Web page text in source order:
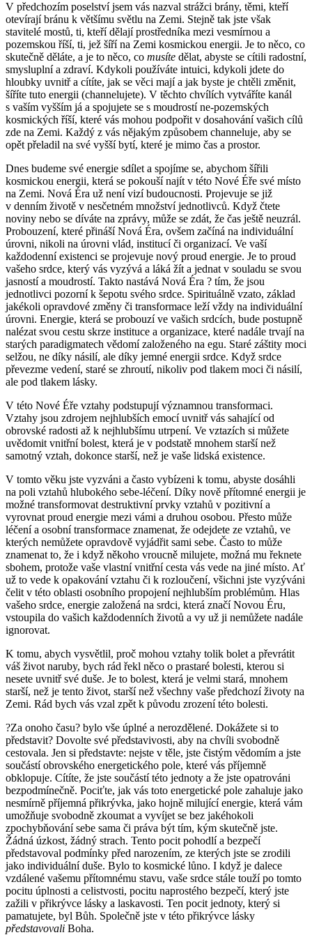
V předchozím poselství jsem vás nazval strážci brány, těmi, kteří
otevírají bránu k většímu světlu na Zemi. Stejně tak jste však
stavitelé mostů, ti, kteří dělají prostředníka mezi vesmírnou a
pozemskou říší, ti, jež šíří na Zemi kosmickou energii. Je to něco, co
skutečně děláte, a je to něco, co musíte dělat, abyste se cítili radostní,
smysluplní a zdraví. Kdykoli používáte intuici, kdykoli jdete do
hloubky uvnitř a cítíte, jak se věci mají a jak byste je chtěli změnit,
šíříte tuto energii (channelujete). V těchto chvílích vytváříte kanál
s vaším vyšším já a spojujete se s moudrostí ne-pozemských
kosmických říší, které vás mohou podpořit v dosahování vašich cílů
zde na Zemi. Každý z vás nějakým způsobem channeluje, aby se
opět přeladil na své vyšší bytí, které je mimo čas a prostor.
Dnes budeme své energie sdílet a spojíme se, abychom šířili
kosmickou energii, která se pokouší najít v této Nové Éře své místo
na Zemi. Nová Éra už není vizí budoucnosti. Projevuje se již
v denním životě v nesčetném množství jednotlivců. Když čtete
noviny nebo se díváte na zprávy, může se zdát, že čas ještě neuzrál.
Probouzení, které přináší Nová Éra, ovšem začíná na individuální
úrovni, nikoli na úrovni vlád, institucí či organizací. Ve vaší
každodenní existenci se projevuje nový proud energie. Je to proud
vašeho srdce, který vás vyzývá a láká žít a jednat v souladu se svou
jasností a moudrostí. Takto nastává Nová Éra ? tím, že jsou
jednotlivci pozorní k šepotu svého srdce. Spirituálně vzato, základ
jakékoli opravdové změny či transformace leží vždy na individuální
úrovni. Energie, která se probouzí ve vašich srdcích, bude postupně
nalézat svou cestu skrze instituce a organizace, které nadále trvají na
starých paradigmatech vědomí založeného na egu. Staré záštity moci
selžou, ne díky násilí, ale díky jemné energii srdce. Když srdce
převezme vedení, staré se zhroutí, nikoliv pod tlakem moci či násilí,
ale pod tlakem lásky.
V této Nové Éře vztahy podstupují významnou transformaci.
Vztahy jsou zdrojem nejhlubších emocí uvnitř vás sahající od
obrovské radosti až k nejhlubšímu utrpení. Ve vztazích si můžete
uvědomit vnitřní bolest, která je v podstatě mnohem starší než
samotný vztah, dokonce starší, než je vaše lidská existence.
V tomto věku jste vyzváni a často vybízeni k tomu, abyste dosáhli
na poli vztahů hlubokého sebe-léčení. Díky nově přítomné energii je
možné transformovat destruktivní prvky vztahů v pozitivní a
vyrovnat proud energie mezi vámi a druhou osobou. Přesto může
léčení a osobní transformace znamenat, že odejdete ze vztahů, ve
kterých nemůžete opravdově vyjádřit sami sebe. Často to může
znamenat to, že i když někoho vroucně milujete, možná mu řeknete
sbohem, protože vaše vlastní vnitřní cesta vás vede na jiné místo. Ať
už to vede k opakování vztahu či k rozloučení, všichni jste vyzýváni
čelit v této oblasti osobního propojení nejhlubším problémům. Hlas
vašeho srdce, energie založená na srdci, která značí Novou Éru,
vstoupila do vašich každodenních životů a vy už ji nemůžete nadále
ignorovat.
K tomu, abych vysvětlil, proč mohou vztahy tolik bolet a převrátit
váš život naruby, bych rád řekl něco o prastaré bolesti, kterou si
nesete uvnitř své duše. Je to bolest, která je velmi stará, mnohem
starší, než je tento život, starší než všechny vaše předchozí životy na
Zemi. Rád bych vás vzal zpět k původu zrození této bolesti.
?Za onoho času? bylo vše úplné a nerozdělené. Dokážete si to
představit? Dovolte své představivosti, aby na chvíli svobodně
cestovala. Jen si představte: nejste v těle, jste čistým vědomím a jste
součástí obrovského energetického pole, které vás příjemně
obklopuje. Cítíte, že jste součástí této jednoty a že jste opatrováni
bezpodmínečně. Pociťte, jak vás toto energetické pole zahaluje jako
nesmírně příjemná přikrývka, jako hojně milující energie, která vám
umožňuje svobodně zkoumat a vyvíjet se bez jakéhokoli
zpochybňování sebe sama či práva být tím, kým skutečně jste.
Žádná úzkost, žádný strach. Tento pocit pohodlí a bezpečí
představoval podmínky před narozením, ze kterých jste se zrodili
jako individuální duše. Bylo to kosmické lůno. I když je dalece
vzdálené vašemu přítomnému stavu, vaše srdce stále touží po tomto
pocitu úplnosti a celistvosti, pocitu naprostého bezpečí, který jste
zažili v přikrývce lásky a laskavosti. Ten pocit jednoty, který si
pamatujete, byl Bůh. Společně jste v této přikrývce lásky
představovali Boha.